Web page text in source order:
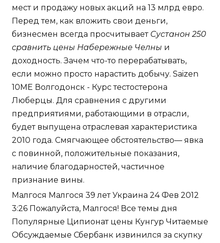
мест и продажу новых акций на 13 млрд евро.
Перед тем, как вложить свои деньги,
бизнесмен всегда просчитывает Сустанон 250
сравнить цены Набережные Челны и
доходность. Зачем что-то перерабатывать,
если можно просто нарастить добычу. Saizen
10ME Волгодонск - Курс тестостерона
Люберцы. Для сравнения с другими
предприятиями, работающими в отрасли,
будет выпущена отраслевая характеристика
2010 года. Смягчающее обстоятельство— явка
с повинной, положительные показания,
наличие благодарностей, частичное
признание вины.
Малгося Малгося 39 лет Украина 24 Фев 2012
3:26 Пожалуйста, Малгося! Все темы дня
Популярные Ципионат цены Кунгур Читаемые
Обсуждаемые Сбербанк извинился за скупку